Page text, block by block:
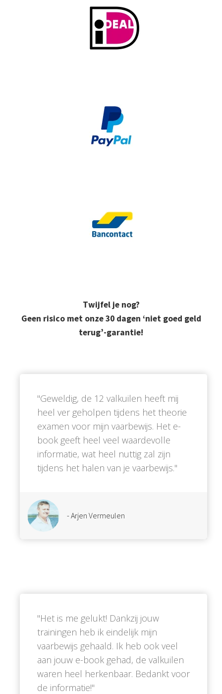
Twijfel je nog?
Geen risico met onze 30 dagen ‘niet goed geld
terug’-garantie!
''Geweldig, de 12 valkuilen heeft mij
heel ver geholpen tijdens het theorie
examen voor mijn vaarbewijs. Het e-
book geeft heel veel waardevolle
informatie, wat heel nuttig zal zijn
tijdens het halen van je vaarbewijs.''
- Arjen Vermeulen
''Het is me gelukt! Dankzij jouw
trainingen heb ik eindelijk mijn
vaarbewijs gehaald. Ik heb ook veel
aan jouw e-book gehad, de valkuilen
waren heel herkenbaar. Bedankt voor
de informatie!''